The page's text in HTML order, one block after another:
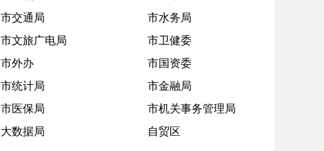
市交通局
市水务局
市文旅广电局
市卫健委
市外办
市国资委
市统计局
市金融局
市医保局
市机关事务管理局
大数据局 自贸区